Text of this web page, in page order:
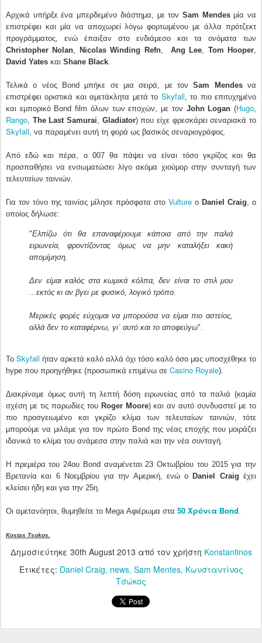
Αρχικά υπήρξε ένα μπερδεμένο διάστημα, με τον Sam Mendesμία να
επιστρέφει και μία να αποχωρεί λόγω φορτωμένου με άλλα πρότζεκτ
προγράμματος, ενώ έπαιξαν στο ενδιάμεσο και τα ονόματα των
Christopher Nolan, Nicolas Winding Refn, Ang Lee, Tom Hooper,
David Yates και Shane Black.
Τελικά ο νέος Bond μπήκε σε μια σειρά, με τονSam Mendesνα
επιστρέφει οριστικά και αμετάκλητα μετά το Skyfall, το πιο επιτυχημένο
και εμπορικό Bond film όλων των εποχών, με τον John Logan (Hugo,
Rango, The Last Samurai, Gladiator) που είχε φρεσκάρει σεναριακά το
Skyfall, να παραμένει αυτή τη φορά ως βασικός σεναριογράφος.
Από εδώ και πέρα, ο 007 θα πάψει να είναι τόσο γκρίζος και θα
προσπαθήσει να ενσωματώσει λίγο ακόμα χιούμορ στην συνταγή των
τελευταίων ταινιών.
Για τον τόνο της ταινίας μίλησε πρόσφατα στο Vulture ο Daniel Craig, ο
οποίος δήλωσε:
"Ελπίζω ότι θα επαναφέρουμε κάποια από την παλιά
ειρωνεία, φροντίζοντας όμως να μην καταλήξει κακή
απομίμηση.
Δεν είμαι καλός στα κωμικά κόλπα, δεν είναι το στιλ μου
...εκτός κι αν βγει με φυσικό, λογικό τρόπο.
Μερικές φορές εύχομαι να μπορούσα να είμαι πιο αστείος,
αλλά δεν το καταφέρνω, γι΄ αυτό και το αποφεύγω".
Το Skyfall ήταν αρκετά καλό αλλά όχι τόσο καλό όσο μας υποσχέθηκε το
hype που προηγήθηκε (προσωπικά επιμένω σε Casino Royale).
Διακρίναμε όμως αυτή τη λεπτή δόση ειρωνείας από τα παλιά (καμία
σχέση με τις παρωδίες του Roger Moore) και αν αυτό συνδυαστεί με το
πιο προσγειωμένο και γκρίζο κλίμα των τελευταίων ταινιών, τότε
μπορούμε να μιλάμε για τον πρώτο Bond της νέας εποχής που μοιράζει
ιδανικά το κλίμα του ανάμεσα στην παλιά και την νέα συνταγή.
H πρεμιέρα του 24ου Bond αναμένεται 23 Οκτωβρίου του 2015 για την
Βρετανία και 6 Νοεμβρίου για την Αμερική, ενώ ο Daniel Craig έχει
κλείσει ήδη και για την 25η.
Οι αμετανόητοι, θυμηθείτε το Mega Αφιέρωμα στα 50 Χρόνια Bond.
Kostas Tsokos.
Δημοσιεύτηκε 30th August 2013 από τον χρήστη Konstantinos
Ετικέτες: Daniel Craig news Sam Mentes Κωνσταντίνος
Τσώκος